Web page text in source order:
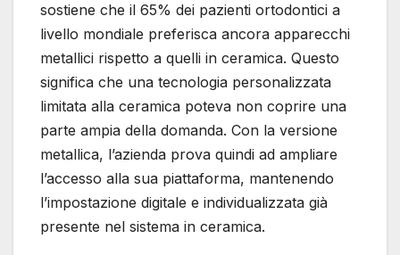
sostiene che il 65% dei pazienti ortodontici a
livello mondiale preferisca ancora apparecchi
metallici rispetto a quelli in ceramica. Questo
significa che una tecnologia personalizzata
limitata alla ceramica poteva non coprire una
parte ampia della domanda. Con la versione
metallica, l’azienda prova quindi ad ampliare
l’accesso alla sua piattaforma, mantenendo
l’impostazione digitale e individualizzata già
presente nel sistema in ceramica.